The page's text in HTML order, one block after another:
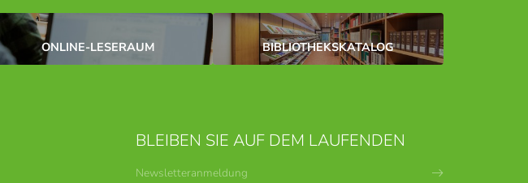
ONLINE-LESERAUM BIBLIOTHEKSKATALOG
BLEIBEN SIE AUF DEM LAUFENDEN
Newsletteranmeldung